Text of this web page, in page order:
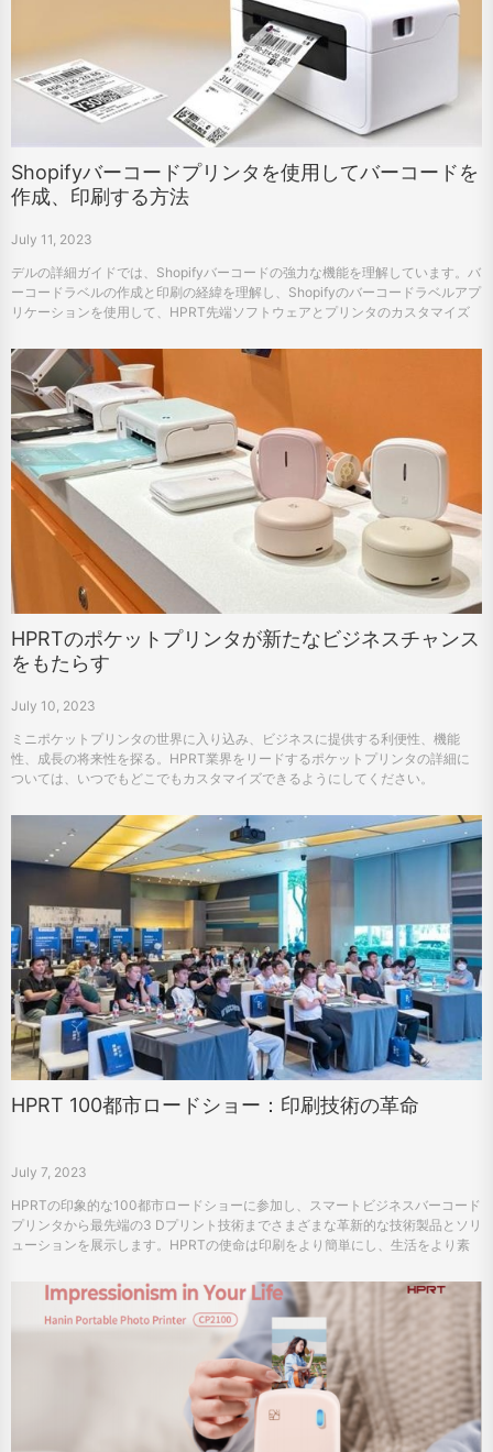
Shopifyバーコードプリンタを使用してバーコードを
作成、印刷する方法
July 11, 2023
デルの詳細ガイドでは、Shopifyバーコードの強力な機能を理解しています。バ
ーコードラベルの作成と印刷の経緯を理解し、Shopifyのバーコードラベルアプ
リケーションを使用して、HPRT先端ソフトウェアとプリンタのカスタマイズ
放します。
HPRTのポケットプリンタが新たなビジネスチャンス
をもたらす
July 10, 2023
ミニポケットプリンタの世界に入り込み、ビジネスに提供する利便性、機能
性、成長の将来性を探る。HPRT業界をリードするポケットプリンタの詳細に
ついては、いつでもどこでもカスタマイズできるようにしてください。
HPRT 100都市ロードショー：印刷技術の革命
July 7, 2023
HPRTの印象的な100都市ロードショーに参加し、スマートビジネスバーコード
プリンタから最先端の3 Dプリント技術までさまざまな革新的な技術製品とソリ
ューションを展示します。HPRTの使命は印刷をより簡単にし、生活をより素
換、1つの都市、1つの都市を推進している。